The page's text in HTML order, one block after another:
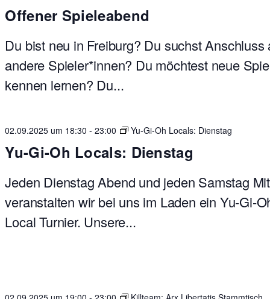
Offener Spieleabend
Du bist neu in Freiburg? Du suchst Anschluss
andere Spieler*innen? Du möchtest neue
kennen lernen? Du...
02.09.2025 um 18:30 -23:00 Yu-Gi-Oh Locals: Dienstag
Yu-Gi-Oh Locals: Dienstag
Jeden Dienstag Abend und jeden Samstag
veranstalten wir bei uns im Laden ein Yu-Gi-
Local Turnier. Unsere...